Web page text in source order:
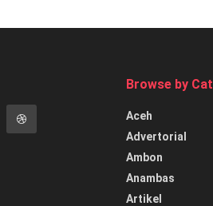
Browse by
Aceh
Advertorial
Ambon
Anambas
Artikel